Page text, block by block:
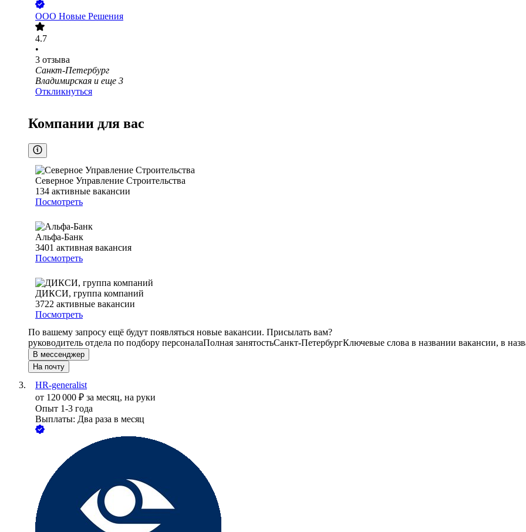
ООО Новые Решения
4.7
•
3 отзыва
Санкт-Петербург
Владимирская и еще 3
Откликнуться
Компании для вас
Северное Управление Строительства
134 активные вакансии
Посмотреть
Альфа-Банк
3401 активная вакансия
Посмотреть
ДИКСИ, группа компаний
3722 активные вакансии
Посмотреть
По вашему запросу ещё будут появляться новые вакансии. Присылать вам?
руководитель отдела по подбору персоналаПолная занятостьСанкт-ПетербургКлючевые слова в названии вакансии, в
В мессенджер
На почту
HR-generalist
от 120 000 ₽ за месяц, на руки
Опыт 1-3 года
Выплаты: Два раза в месяц